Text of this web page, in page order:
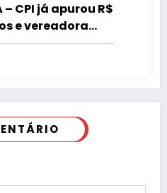
– CPI já apurou R$
e vereadora
aprovar R$ 9,5